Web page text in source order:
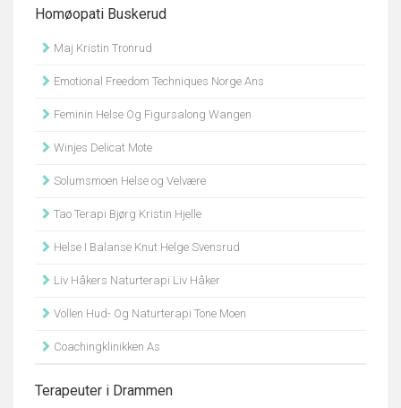
Homøopati Buskerud
Maj Kristin Tronrud
Emotional Freedom Techniques Norge Ans
Feminin Helse Og Figursalong Wangen
Winjes Delicat Mote
Solumsmoen Helse og Velvære
Tao Terapi Bjørg Kristin Hjelle
Helse I Balanse Knut Helge Svensrud
Liv Håkers Naturterapi Liv Håker
Vollen Hud- Og Naturterapi Tone Moen
Coachingklinikken As
Terapeuter i Drammen